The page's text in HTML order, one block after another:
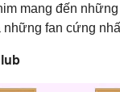
mang đến
fan cứng